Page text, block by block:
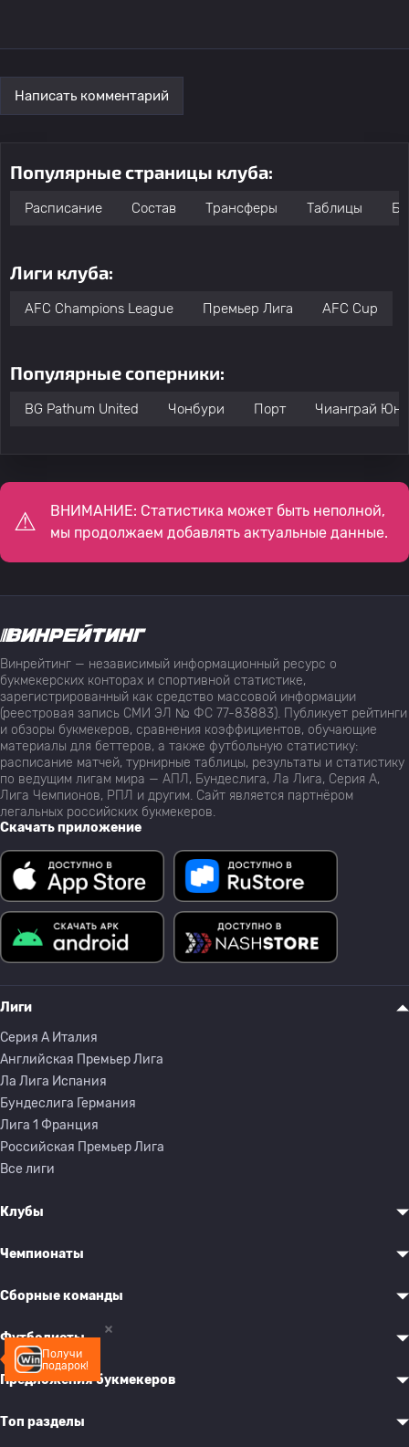
Написать комментарий
Популярные страницы клуба:
Расписание Состав Трансферы Таблицы
Лиги клуба:
AFC Champions League Премьер Лига AFC Cup
Популярные соперники:
BG Pathum United Чонбури Порт Чианграй
ВНИМАНИЕ: Статистика может быть неполной,
мы продолжаем добавлять актуальные данные.
Получи
подарок!
Винрейтинг — независимый информационный ресурс о
букмекерских конторах и спортивной статистике,
зарегистрированный как средство массовой информации
(реестровая запись СМИ ЭЛ № ФС 77-83883). Публикует рейтинги
и обзоры букмекеров, сравнения коэффициентов, обучающие
материалы для беттеров, а также футбольную статистику:
расписание матчей, турнирные таблицы, результаты и статистику
по ведущим лигам мира — АПЛ, Бундеслига, Ла Лига, Серия А,
Лига Чемпионов, РПЛ и другим. Сайт является партнёром
легальных российских букмекеров.
Скачать приложение
Лиги
Серия A Италия
Английская Премьер Лига
Ла Лига Испания
Бундеслига Германия
Лига 1 Франция
Российская Премьер Лига
Все лиги
Клубы
Чемпионаты
Сборные команды
Футболисты
Предложения букмекеров
Топ разделы